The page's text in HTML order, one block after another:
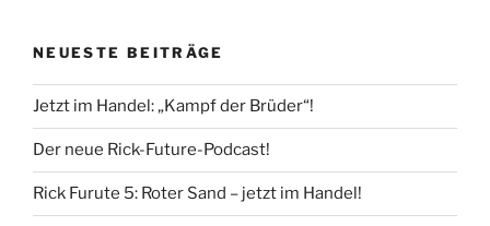
NEUESTE BEITRÄGE
Jetzt im Handel: „Kampf der Brüder“!
Der neue Rick-Future-Podcast!
Rick Furute 5: Roter Sand – jetzt im Handel!